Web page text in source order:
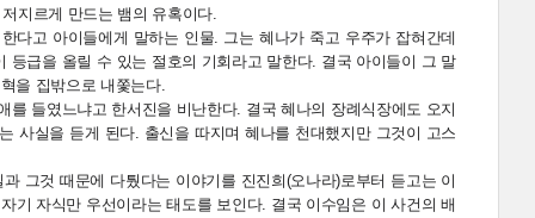
지르게 만드는 뱀의 유혹이다.
다고 아이들에게 말하는 인물. 그는 혜나가 죽고 우주가 잡혀간데
급을 올릴 수 있는 절호의 기회라고 말한다. 결국 아이들이 그 말
을 집밖으로 내쫓는다.
를 들였느냐고 한서진을 비난한다. 결국 혜나의 장례식장에도 오지
사실을 듣게 된다. 출신을 따지며 혜나를 천대했지만 그것이 고스
그것 때문에 다퉜다는 이야기를 진진희(오나라)로부터 듣고는 이
기 자식만 우선이라는 태도를 보인다. 결국 이수임은 이 사건의 배